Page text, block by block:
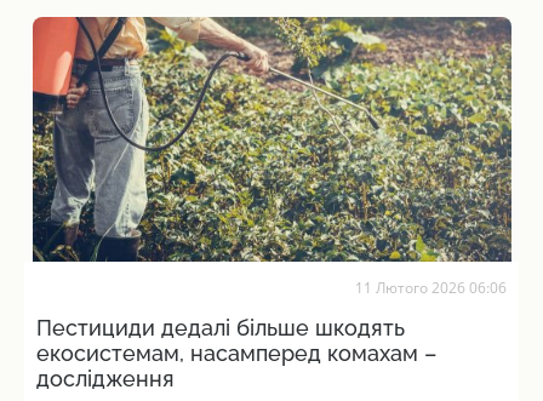
11 Лютого 2026 06:06
Пестициди дедалі більше шкодять
екосистемам, насамперед комахам –
дослідження